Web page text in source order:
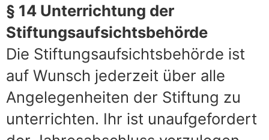
§ 14 Unterrichtung der
Stiftungsaufsichtsbehörde
Die Stiftungsaufsichtsbehörde ist
auf Wunsch jederzeit über alle
Angelegenheiten der Stiftung zu
unterrichten. Ihr ist unaufgefordert